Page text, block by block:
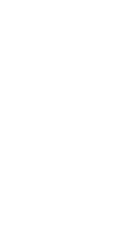
Rivas ha señalado que
economía local y de la
a participar ya que
un vecino que apoyará
En total se van a poner
para Algarrobo Costa
esta medida se
Los 20 ganadores de
significa que el 10 de
asociación.
Para conseguir las